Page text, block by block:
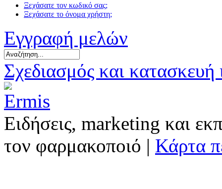
Ξεχάσατε τον κωδικό σας;
Ξεχάσατε το όνομα χρήστη;
Εγγραφή μελών
Σχεδιασμός και
Ειδήσεις, marketing και
τον φαρμακοποιό | Κάρτα